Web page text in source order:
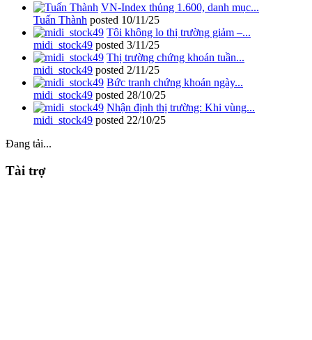
VN-Index thủng 1.600, danh mục...
Tuấn Thành posted 10/11/25
Tôi không lo thị trường giảm –...
midi_stock49 posted 3/11/25
Thị trường chứng khoán tuần...
midi_stock49 posted 2/11/25
Bức tranh chứng khoán ngày...
midi_stock49 posted 28/10/25
Nhận định thị trường: Khi vùng...
midi_stock49 posted 22/10/25
Đang tải...
Tài trợ